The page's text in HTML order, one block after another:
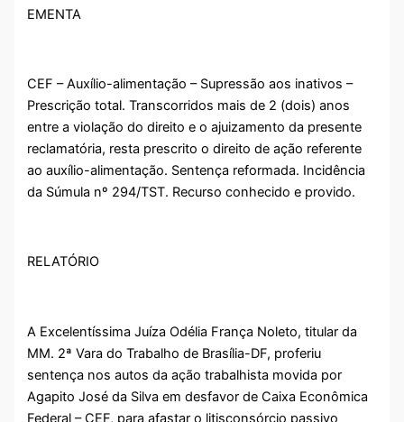
EMENTA
CEF – Auxílio-alimentação – Supressão aos inativos –
Prescrição total. Transcorridos mais de 2 (dois) anos
entre a violação do direito e o ajuizamento da presente
reclamatória, resta prescrito o direito de ação referente
ao auxílio-alimentação. Sentença reformada. Incidência
da Súmula nº 294/TST. Recurso conhecido e provido.
RELATÓRIO
A Excelentíssima Juíza Odélia França Noleto, titular da
MM. 2ª Vara do Trabalho de Brasília-DF, proferiu
sentença nos autos da ação trabalhista movida por
Agapito José da Silva em desfavor de Caixa Econômica
Federal – CEF, para afastar o litisconsórcio passivo